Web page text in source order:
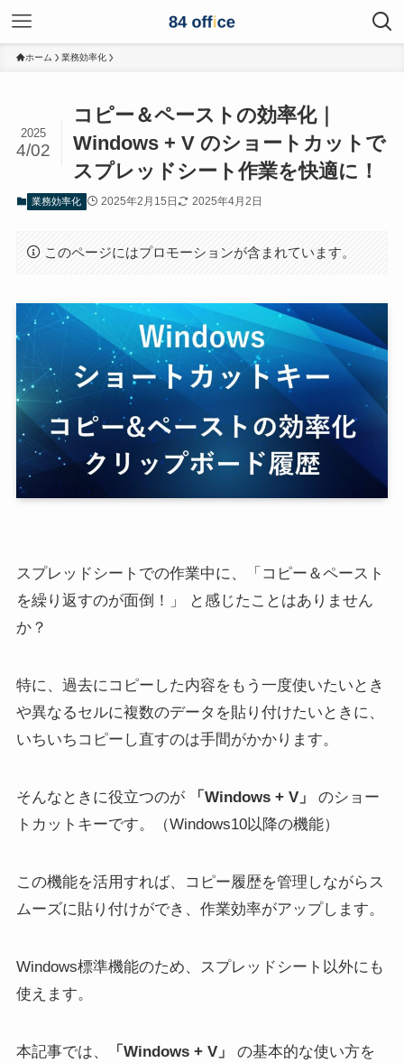
ホーム 業務効率化
コピー＆ペーストの効率化｜
Windows + V のショートカットで
スプレッドシート作業を快適に！
2025
4/02
業務効率化 2025年2月15日 2025年4月2日
このページにはプロモーションが含まれています。
スプレッドシートでの作業中に、「コピー＆ペースト
を繰り返すのが面倒！」 と感じたことはありません
か？
特に、過去にコピーした内容をもう一度使いたいとき
や異なるセルに複数のデータを貼り付けたいときに、
いちいちコピーし直すのは手間がかかります。
そんなときに役立つのが 「Windows + V」
のショー
トカットキーです。（Windows10以降の機能）
この機能を活用すれば、コピー履歴を管理しながらス
ムーズに貼り付けができ、作業効率がアップします。
Windows標準機能のため、スプレッドシート以外にも
使えます。
本記事では、 「Windows + V」
の基本的な使い方を